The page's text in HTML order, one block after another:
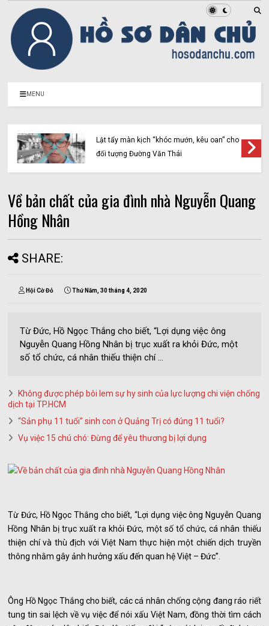
MENU
Lật tẩy màn kịch “khóc mướn, kêu oan” cho
đối tượng Đường Văn Thái
Về bản chất của gia đình nhà Nguyễn Quang
Hồng Nhân
SHARE:
Hội Cờ Đỏ Thứ Năm, 30 tháng 4, 2020
Từ Đức, Hồ Ngọc Thắng cho biết, “Lợi dụng việc ông
Nguyễn Quang Hồng Nhân bị trục xuất ra khỏi Đức, một
số tổ chức, cá nhân thiếu thiện chí ...
Không được phép bôi lem sự hy sinh của lực lượng chi viện chống
dịch tại TP.HCM
“Sản phụ 11 tuổi” sinh con ở Quảng Trị có đúng 11 tuổi?
Vụ việc 15 chú chó: Đừng để yêu thương bị lợi dụng
Từ Đức, Hồ Ngọc Thắng cho biết, “Lợi dụng việc ông Nguyễn Quang
Hồng Nhân bị trục xuất ra khỏi Đức, một số tổ chức, cá nhân thiếu
thiện chí và thù địch với Việt Nam thực hiện một chiến dịch truyền
thông nhằm gây ảnh hưởng xấu đến quan hệ Việt – Đức”.
Ông Hồ Ngọc Thắng cho biết, các cá nhân chống cộng đang ráo riết
tung tin sai lệch về vụ việc để nói xấu Việt Nam, đồng thời tìm cách